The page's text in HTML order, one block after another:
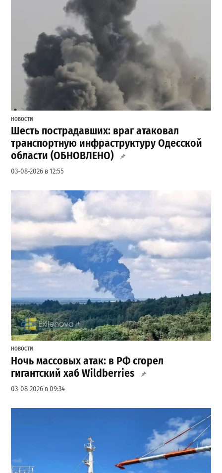
НОВОСТИ
Шесть пострадавших: враг атаковал
транспортную инфраструктуру Одесской
области (ОБНОВЛЕНО)
03-08-2026 в 12:55
НОВОСТИ
Ночь массовых атак: в РФ сгорел
гигантский хаб Wildberries
03-08-2026 в 09:34